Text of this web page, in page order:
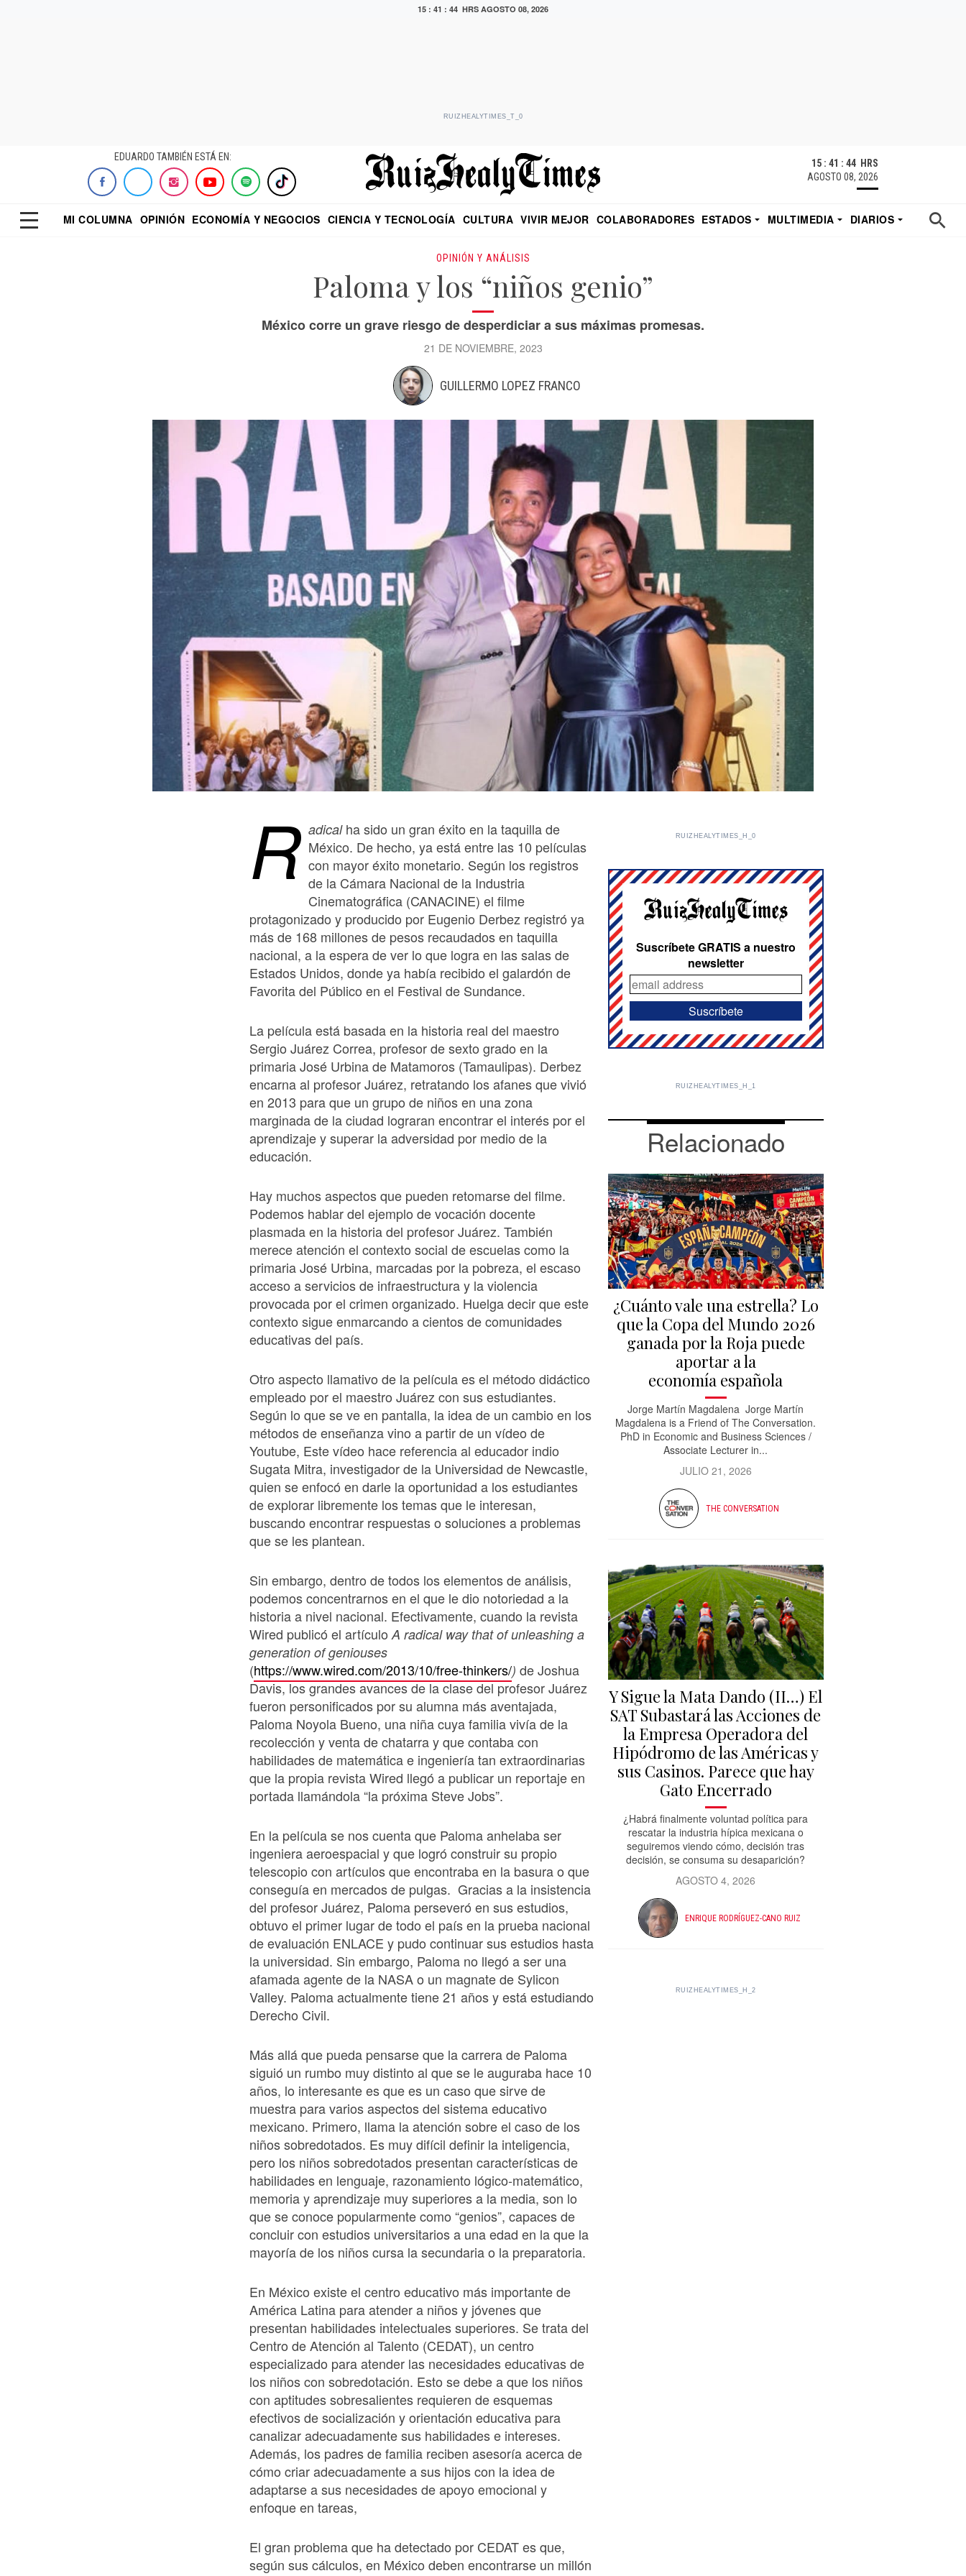
15 : 41 : 45 HRS AGOSTO 08, 2026
RUIZHEALYTIMES_T_0
EDUARDO TAMBIÉN ESTÁ EN:
15 : 41 : 45 HRS
AGOSTO 08, 2026
MI COLUMNA OPINIÓN ECONOMÍA Y NEGOCIOS CIENCIA Y TECNOLOGÍA CULTURA VIVIR MEJOR COLABORADORES ESTADOS MULTIMEDIA
DIARIOS
OPINIÓN Y ANÁLISIS
Paloma y los “niños genio”
México corre un grave riesgo de desperdiciar a sus máximas promesas.
21 DE NOVIEMBRE, 2023
GUILLERMO LOPEZ FRANCO
R adicalha sido un gran éxito en la taquilla de
México. De hecho, ya está entre las 10 películas
con mayor éxito monetario. Según los registros
de la Cámara Nacional de la Industria
Cinematográfica (CANACINE) el filme
protagonizado y producido por Eugenio Derbez registró ya
más de 168 millones de pesos recaudados en taquilla
nacional, a la espera de ver lo que logra en las salas de
Estados Unidos, donde ya había recibido el galardón de
Favorita del Público en el Festival de Sundance.
La película está basada en la historia real del maestro
Sergio Juárez Correa, profesor de sexto grado en la
primaria José Urbina de Matamoros (Tamaulipas). Derbez
encarna al profesor Juárez, retratando los afanes que vivió
en 2013 para que un grupo de niños en una zona
marginada de la ciudad lograran encontrar el interés por el
aprendizaje y superar la adversidad por medio de la
educación.
Hay muchos aspectos que pueden retomarse del filme.
Podemos hablar del ejemplo de vocación docente
plasmada en la historia del profesor Juárez. También
merece atención el contexto social de escuelas como la
primaria José Urbina, marcadas por la pobreza, el escaso
acceso a servicios de infraestructura y la violencia
provocada por el crimen organizado. Huelga decir que este
contexto sigue enmarcando a cientos de comunidades
educativas del país.
Otro aspecto llamativo de la película es el método didáctico
empleado por el maestro Juárez con sus estudiantes.
Según lo que se ve en pantalla, la idea de un cambio en los
métodos de enseñanza vino a partir de un vídeo de
Youtube, Este vídeo hace referencia al educador indio
Sugata Mitra, investigador de la Universidad de Newcastle,
quien se enfocó en darle la oportunidad a los estudiantes
de explorar libremente los temas que le interesan,
buscando encontrar respuestas o soluciones a problemas
que se les plantean.
Sin embargo, dentro de todos los elementos de análisis,
podemos concentrarnos en el que le dio notoriedad a la
historia a nivel nacional. Efectivamente, cuando la revista
Wired publicó el artículoA radical way that of unleashing a
generation of geniouses
(https://www.wired.com/2013/10/free-thinkers/) de Joshua
Davis, los grandes avances de la clase del profesor Juárez
fueron personificados por su alumna más aventajada,
Paloma Noyola Bueno, una niña cuya familia vivía de la
recolección y venta de chatarra y que contaba con
habilidades de matemática e ingeniería tan extraordinarias
que la propia revista Wired llegó a publicar un reportaje en
portada llamándola “la próxima Steve Jobs”.
En la película se nos cuenta que Paloma anhelaba ser
ingeniera aeroespacial y que logró construir su propio
telescopio con artículos que encontraba en la basura o que
conseguía en mercados de pulgas. Gracias a la insistencia
del profesor Juárez, Paloma perseveró en sus estudios,
obtuvo el primer lugar de todo el país en la prueba nacional
de evaluación ENLACE y pudo continuar sus estudios hasta
la universidad. Sin embargo, Paloma no llegó a ser una
afamada agente de la NASA o un magnate de Sylicon
Valley. Paloma actualmente tiene 21 años y está estudiando
Derecho Civil.
Más allá que pueda pensarse que la carrera de Paloma
siguió un rumbo muy distinto al que se le auguraba hace 10
años, lo interesante es que es un caso que sirve de
muestra para varios aspectos del sistema educativo
mexicano. Primero, llama la atención sobre el caso de los
niños sobredotados. Es muy difícil definir la inteligencia,
pero los niños sobredotados presentan características de
habilidades en lenguaje, razonamiento lógico-matemático,
memoria y aprendizaje muy superiores a la media, son lo
que se conoce popularmente como “genios”, capaces de
concluir con estudios universitarios a una edad en la que la
mayoría de los niños cursa la secundaria o la preparatoria.
En México existe el centro educativo más importante de
América Latina para atender a niños y jóvenes que
presentan habilidades intelectuales superiores. Se trata del
Centro de Atención al Talento (CEDAT), un centro
especializado para atender las necesidades educativas de
los niños con sobredotación. Esto se debe a que los niños
con aptitudes sobresalientes requieren de esquemas
efectivos de socialización y orientación educativa para
canalizar adecuadamente sus habilidades e intereses.
Además, los padres de familia reciben asesoría acerca de
cómo criar adecuadamente a sus hijos con la idea de
adaptarse a sus necesidades de apoyo emocional y
enfoque en tareas,
El gran problema que ha detectado por CEDAT es que,
según sus cálculos, en México deben encontrarse un millón
RUIZHEALYTIMES_H_0
Suscríbete GRATIS a nuestro
newsletter
RUIZHEALYTIMES_H_1
Relacionado
¿Cuánto vale una estrella? Lo
que la Copa del Mundo 2026
ganada por la Roja puede
aportar a la
economía española
Jorge Martín Magdalena Jorge Martín
Magdalena is a Friend of The Conversation.
PhD in Economic and Business Sciences /
Associate Lecturer in...
JULIO 21, 2026
THE CONVERSATION
Y Sigue la Mata Dando (II…) El
SAT Subastará las Acciones de
la Empresa Operadora del
Hipódromo de las Américas y
sus Casinos. Parece que hay
Gato Encerrado
¿Habrá finalmente voluntad política para
rescatar la industria hípica mexicana o
seguiremos viendo cómo, decisión tras
decisión, se consuma su desaparición?
AGOSTO 4, 2026
ENRIQUE RODRÍGUEZ-CANO RUIZ
RUIZHEALYTIMES_H_2